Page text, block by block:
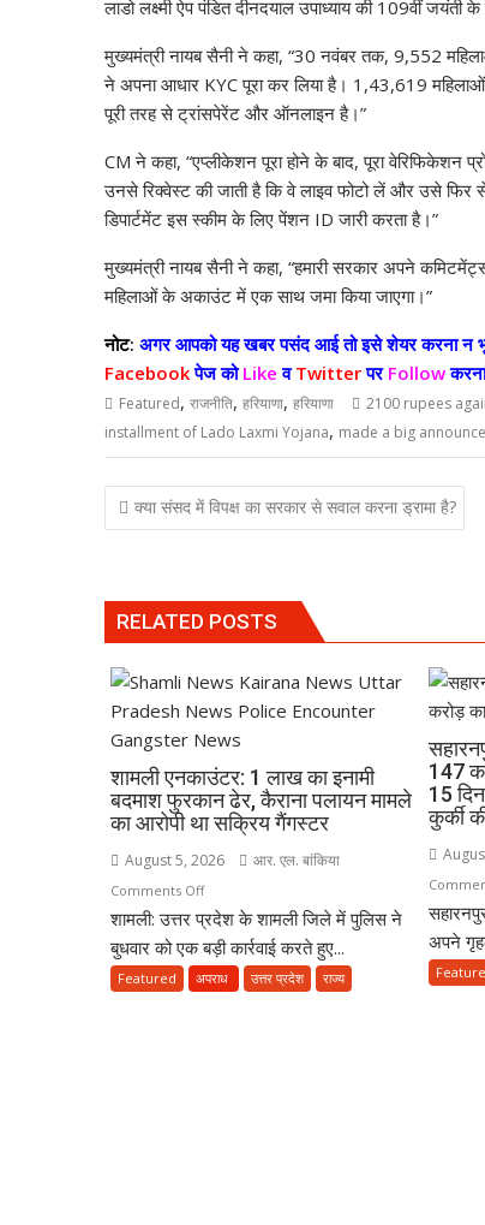
A
p
p
o
o
k
dI
n
a
m
st
लाडो लक्ष्मी ऐप पंडित दीनदयाल उपाध्याय की 109वीं जयंती
मुख्यमंत्री नायब सैनी ने कहा, “30 नवंबर तक, 9,552
ने अपना आधार KYC पूरा कर लिया है। 1,43,619
पूरी तरह से ट्रांसपेरेंट और ऑनलाइन है।”
CM ने कहा, “एप्लीकेशन पूरा होने के बाद, पूरा वेरिफिकेशन
उनसे रिक्वेस्ट की जाती है कि वे लाइव फोटो लें और उसे
डिपार्टमेंट इस स्कीम के लिए पेंशन ID जारी करता है।”
मुख्यमंत्री नायब सैनी ने कहा, “हमारी सरकार अपने
महिलाओं के अकाउंट में एक साथ जमा किया जाएगा।”
नोट: अगर आपको यह खबर पसंद आई तो इसे शेयर करना न
Facebookपेज कोLike वTwitterपर Follow
Featured, राजनीति, हरियाणा, हरियाणा 2100 rupees
installment of Lado Laxmi Yojana, made a big
Post
navigation
क्या संसद में विपक्ष का सरकार से सवाल करना ड्रामा है?
RELATED POSTS
शामली एनकाउंटर: 1 लाख का इनामी
बदमाश फुरकान ढेर, कैराना पलायन मामले
का आरोपी था सक्रिय गैंगस्टर
August 5, 2026 आर. एल. बांकिया
Comments Offon
शामली
एनकाउंटर:
1
लाख
शामली: उत्तर प्रदेश के शामली जिले में पुलिस ने
बुधवार को एक बड़ी कार्रवाई करते हुए...
Featured अपराध उत्तर प्रदेश राज्य
147
15
कुर्की
अपने